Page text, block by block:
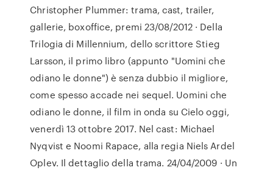
Christopher Plummer: trama, cast, trailer,
gallerie, boxoffice, premi 23/08/2012 · Della
Trilogia di Millennium, dello scrittore Stieg
Larsson, il primo libro (appunto "Uomini che
odiano le donne") è senza dubbio il migliore,
come spesso accade nei sequel. Uomini che
odiano le donne, il film in onda su Cielo oggi,
venerdì 13 ottobre 2017. Nel cast: Michael
Nyqvist e Noomi Rapace, alla regia Niels Ardel
Oplev. Il dettaglio della trama. 24/04/2009 · Un